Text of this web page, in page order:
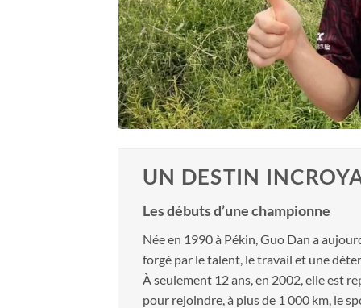
UN DESTIN
Les débuts d’une championne
Née en 1990 à Pékin, Guo Dan a
forgé par le talent, le travail et une
À seulement 12 ans, en 2002, elle est
pour rejoindre, à plus de 1 000 km, le